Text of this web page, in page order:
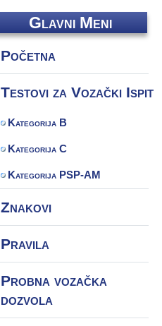
Glavni Meni
Početna
Testovi za Vozački Ispit
Kategorija B
Kategorija C
Kategorija PSP-AM
Znakovi
Pravila
Probna vozačka
dozvola